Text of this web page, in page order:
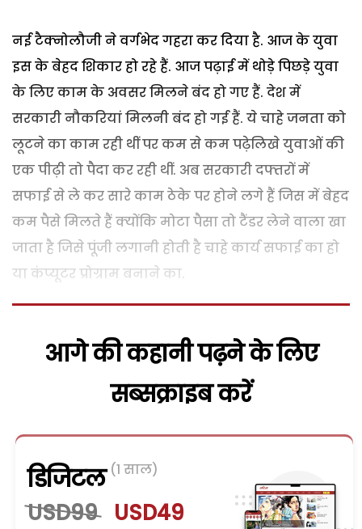
नई टैक्नोलौजी ने वर्गभेद गहरा कर दिया है. आज के युवा
इस के बेहद शिकार हो रहे हैं. आज पढ़ाई में थोड़े पिछड़े युवा
के लिए काम के अवसर मिलने बंद हो गए हैं. देश में
सरकारी नौकरियां मिलनी बंद हो गई हैं. ये चाहे जनता को
लूटने का काम रही थीं पर कम से कम पढ़ेलिखे युवाओं की
एक पीढ़ी तो पैदा कर रही थीं. अब सरकारी दफ्तरों में
सफाई से ले कर सारे काम ठेके पर होने लगे हैं जिस में बेहद
कम पैसे मिलते हैं क्योंकि मोटा पैसा तो टैंडर लेने वाला खा
जाता है जिसे पूंजी लगानी होती है चाहे कार्य सफाई का हो
या कंप्यूटर प्रोग्राम बनाने का.
आगे की कहानी पढ़ने के लिए
सब्सक्राइब करें
डिजिटल (1 साल)
USD99 USD49